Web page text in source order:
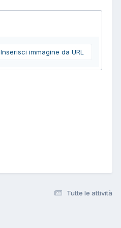
Inserisci immagine da URL
Tutte le attività